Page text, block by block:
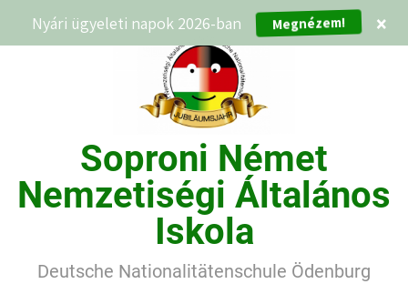
Soproni Német
Nemzetiségi Általános
Iskola
Deutsche Nationalitätenschule Ödenburg
Nyári ügyeleti napok 2026-ban Megnézem! ×